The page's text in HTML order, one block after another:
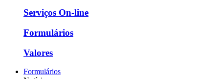
Serviços On-line
Formulários
Valores
Formulários